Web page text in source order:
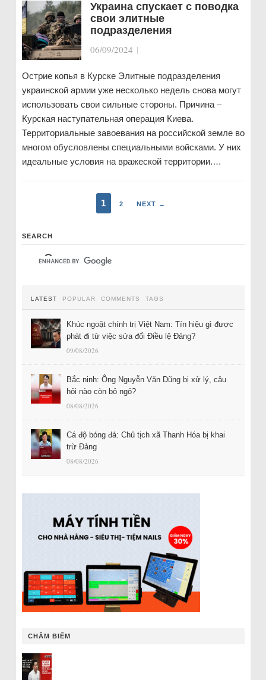
Украина спускает с поводка
свои элитные
подразделения
06/09/2024 |
Острие копья в Курске Элитные подразделения
украинской армии уже несколько недель снова могут
использовать свои сильные стороны. Причина –
Курская наступательная операция Киева.
Территориальные завоевания на российской земле во
многом обусловлены специальными войсками. У них
идеальные условия на вражеской территории.…
1 2 NEXT →
SEARCH
LATEST POPULAR COMMENTS TAGS
Khúc ngoặt chính trị Việt Nam: Tín hiệu gì được
phát đi từ việc sửa đổi Điều lệ Đảng?
09/08/2026
Bắc ninh: Ông Nguyễn Văn Dũng bị xử lý, câu
hỏi nào còn bỏ ngỏ?
08/08/2026
Cá độ bóng đá: Chủ tịch xã Thanh Hóa bị khai
trừ Đảng
08/08/2026
CHÂM BIẾM